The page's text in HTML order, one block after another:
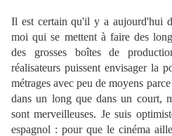
Il est certain qu'il y a aujourd'hui
moi qui se mettent à faire des
des grosses boîtes de
réalisateurs puissent envisager la
métrages avec peu de moyens
dans un long que dans un court,
sont merveilleuses. Je suis
espagnol : pour que le cinéma